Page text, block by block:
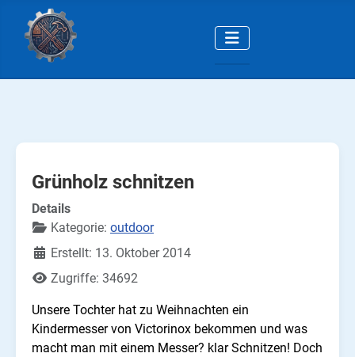
Grünholz schnitzen
Details
Kategorie: outdoor
Erstellt: 13. Oktober 2014
Zugriffe: 34692
Unsere Tochter hat zu Weihnachten ein
Kindermesser von Victorinox bekommen und was
macht man mit einem Messer? klar Schnitzen! Doch